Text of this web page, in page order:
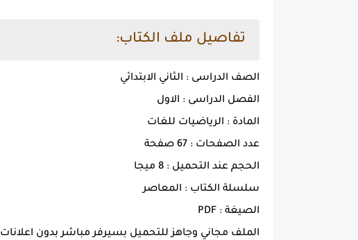
تفاصيل ملف الكتاب:
الصف الدراسى : الثاني الابتدائي
الفصل الدراسى : الاول
المادة : الرياضيات للغات
عدد الصفحات : 67 صفحة
الحجم عند التحميل : 8 ميجا
سلسلة الكتاب : المعاصر
الصيغة : PDF
الملف مجاني وجاهز للتحميل بسيرفر مباشر بدون اعلانات